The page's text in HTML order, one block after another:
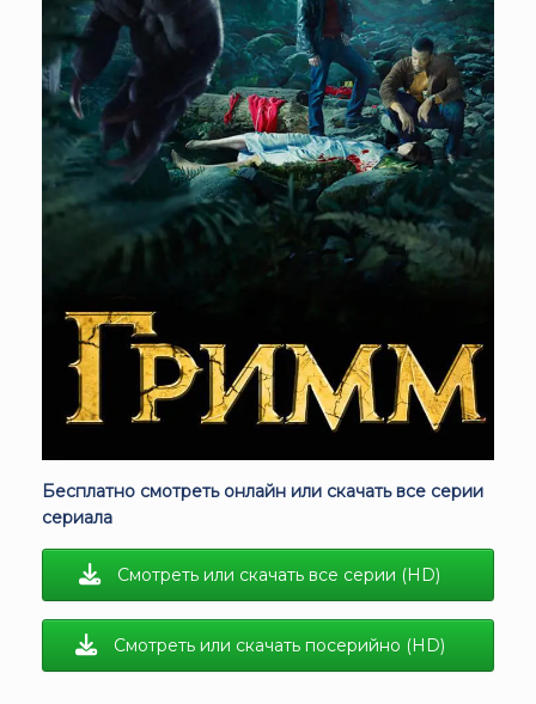
Бесплатно смотреть онлайн или скачать все серии
сериала
Смотреть или скачать все серии (HD)
Смотреть или скачать посерийно (HD)